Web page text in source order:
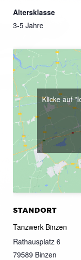
Altersklasse
3-5 Jahre
STANDORT
Tanzwerk Binzen
Rathausplatz 6
79589 Binzen
Klicke auf